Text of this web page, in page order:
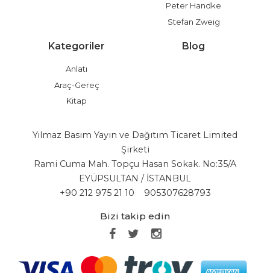
Peter Handke
Stefan Zweig
Kategoriler
Anlatı
Araç-Gereç
Kitap
Blog
Yılmaz Basım Yayın ve Dağıtım Ticaret Limited
Şirketi
Rami Cuma Mah. Topçu Hasan Sokak. No:35/A
EYÜPSULTAN / İSTANBUL
+90 212 975 21 10
905307628793
Bizi takip edin